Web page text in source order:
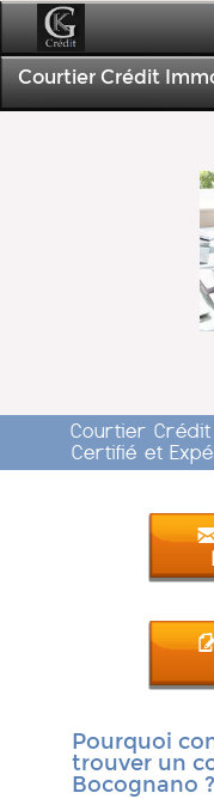
Courtier Crédit
Courtier
Certifié et
Pourquoi
trouver un
Bocognano ?